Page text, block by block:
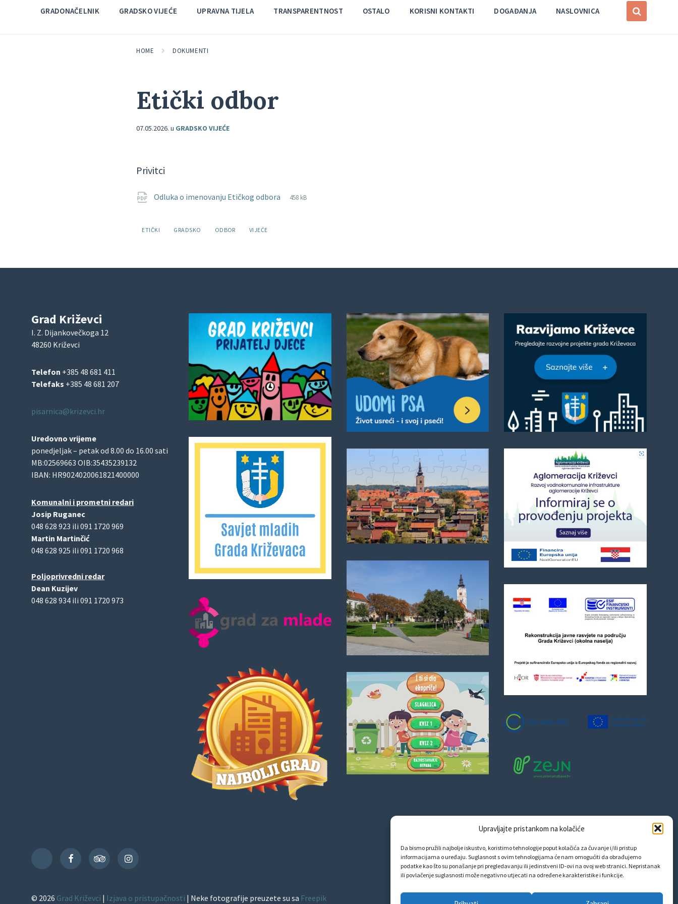
Upravljajte pristankom na kolačiće
Da bismo pružili najbolje iskustvo, koristimo tehnologije poput kolačića za čuvanje i/ili pristup
informacijama o uređaju. Suglasnost s ovim tehnologijama će nam omogućiti da obrađujemo
podatke kao što su ponašanje pri pregledavanju ili jedinstveni ID-ovi na ovoj web stranici. Nepristanak
ili povlačenje suglasnosti može negativno utjecati na određene karakteristike i funkcije.
GRADONAČELNIK GRADSKO VIJEĆE UPRAVNA TIJELA TRANSPARENTNOST OSTALO KORISNI KONTAKTI DOGAĐANJA NASLOVNICA
HOME DOKUMENTI
Etički odbor
07.05.2026.u GRADSKO VIJEĆE
Privitci
Odluka o imenovanju Etičkog odbora
File
pdf
File
458 kB
Oznake:
ETIČKI GRADSKO ODBOR VIJEĆE
Grad Križevci
I. Z. Dijankovečkoga 12
48260 Križevci
Telefon +385 48 681 411
Telefaks +385 48 681 207
pisarnica@krizevci.hr
Uredovno vrijeme
ponedjeljak – petak od 8.00 do 16.00 sati
MB:02569663 OIB:35435239132
IBAN: HR9024020061821400000
Komunalni i prometni redari
Josip Ruganec
048 628 923 ili 091 1720 969
Martin Martinčić
048 628 925 ili 091 1720 968
Poljoprivredni redar
Dean Kuzijev
048 628 934 ili 091 1720 973
TikTok
FacebookTripAdvisorInstagram
© 2026 Grad Križevci | Izjava o pristupačnosti | Neke fotografije preuzete su sa Freepik